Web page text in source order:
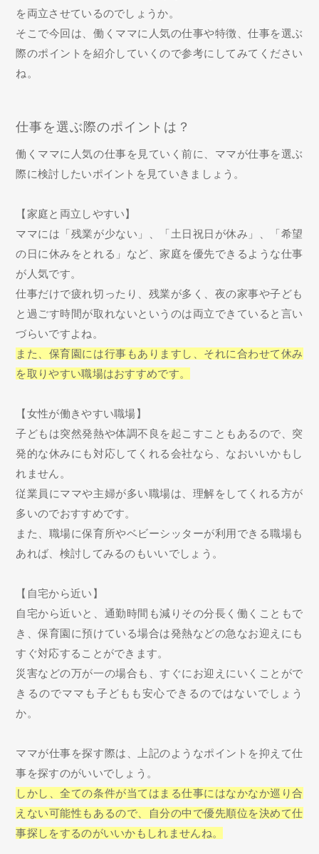
を両立させているのでしょうか。
そこで今回は、働くママに人気の仕事や特徴、仕事を選ぶ
際のポイントを紹介していくので参考にしてみてください
ね。
仕事を選ぶ際のポイントは？
働くママに人気の仕事を見ていく前に、ママが仕事を選ぶ
際に検討したいポイントを見ていきましょう。
【家庭と両立しやすい】
ママには「残業が少ない」、「土日祝日が休み」、「希望
の日に休みをとれる」など、家庭を優先できるような仕事
が人気です。
仕事だけで疲れ切ったり、残業が多く、夜の家事や子ども
と過ごす時間が取れないというのは両立できていると言い
づらいですよね。
また、保育園には行事もありますし、それに合わせて休み
を取りやすい職場はおすすめです。
【女性が働きやすい職場】
子どもは突然発熱や体調不良を起こすこともあるので、突
発的な休みにも対応してくれる会社なら、なおいいかもし
れません。
従業員にママや主婦が多い職場は、理解をしてくれる方が
多いのでおすすめです。
また、職場に保育所やベビーシッターが利用できる職場も
あれば、検討してみるのもいいでしょう。
【自宅から近い】
自宅から近いと、通勤時間も減りその分長く働くこともで
き、保育園に預けている場合は発熱などの急なお迎えにも
すぐ対応することができます。
災害などの万が一の場合も、すぐにお迎えにいくことがで
きるのでママも子どもも安心できるのではないでしょう
か。
ママが仕事を探す際は、上記のようなポイントを抑えて仕
事を探すのがいいでしょう。
しかし、全ての条件が当てはまる仕事にはなかなか巡り合
えない可能性もあるので、自分の中で優先順位を決めて仕
事探しをするのがいいかもしれませんね。